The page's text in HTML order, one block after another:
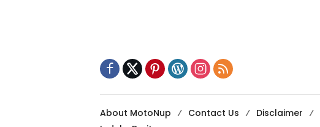
About MotoNup Contact Us Disclaimer